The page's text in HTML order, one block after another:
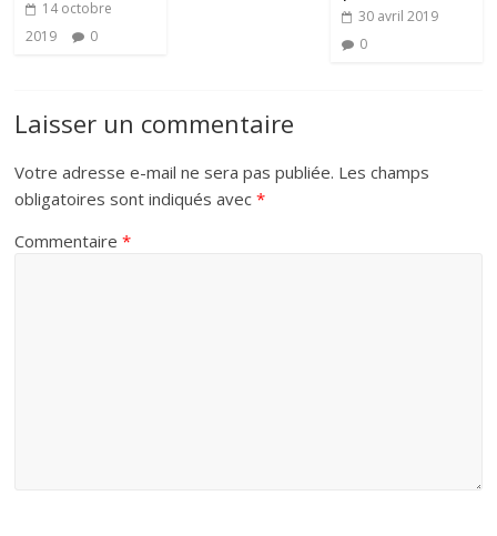
14 octobre
2019
0
30 avril 2019
0
Laisser un commentaire
Votre adresse e-mail ne sera pas publiée. Les champs
obligatoires sont indiqués avec*
Commentaire*